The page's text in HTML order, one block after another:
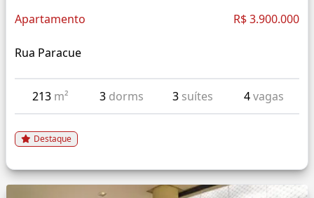
Apartamento R$ 3.900.000
Rua Paracue
213 m² 3 dorms 3 suítes 4vagas
Destaque